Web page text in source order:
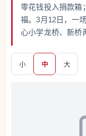
零花钱投入捐款箱
福。3月12日，一
心小学龙桥、新桥
小 中 大